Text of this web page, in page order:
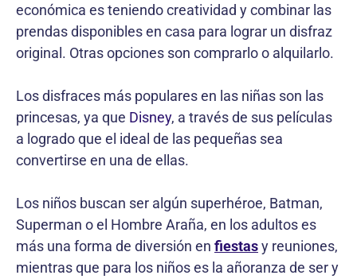
económica es teniendo creatividad y combinar las
prendas disponibles en casa para lograr un disfraz
original. Otras opciones son comprarlo o alquilarlo.
Los disfraces más populares en las niñas son las
princesas, ya que Disney, a través de sus películas
a logrado que el ideal de las pequeñas sea
convertirse en una de ellas.
Los niños buscan ser algún superhéroe, Batman,
Superman o el Hombre Araña, en los adultos es
más una forma de diversión en fiestasy reuniones,
mientras que para los niños es la añoranza de ser y